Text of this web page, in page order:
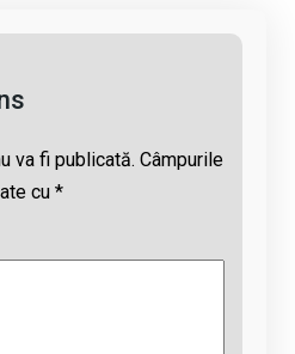
va fi publicată. Câmpurile
cu *